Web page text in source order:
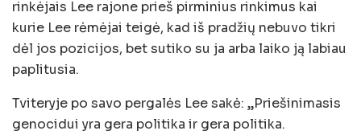
rinkėjais Lee rajone prieš pirminius rinkimus kai
kurie Lee rėmėjai teigė, kad iš pradžių nebuvo tikri
dėl jos pozicijos, bet sutiko su ja arba laiko ją labiau
paplitusia.
Tviteryje po savo pergalės Lee sakė: „Priešinimasis
genocidui yra gera politika ir gera politika.